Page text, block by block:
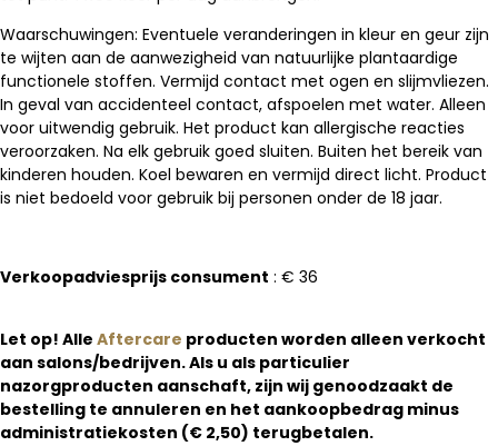
Waarschuwingen: Eventuele veranderingen in kleur en geur zijn
te wijten aan de aanwezigheid van natuurlijke plantaardige
functionele stoffen. Vermijd contact met ogen en slijmvliezen.
In geval van accidenteel contact, afspoelen met water. Alleen
voor uitwendig gebruik. Het product kan allergische reacties
veroorzaken. Na elk gebruik goed sluiten. Buiten het bereik van
kinderen houden. Koel bewaren en vermijd direct licht. Product
is niet bedoeld voor gebruik bij personen onder de 18 jaar.
Verkoopadviesprijs consument : € 36
Let op! Alle Aftercare producten worden alleen verkocht
aan salons/bedrijven.Als u als particulier
nazorgproducten aanschaft, zijn wij genoodzaakt de
bestelling te annuleren en het aankoopbedrag minus
administratiekosten (€ 2,50) terugbetalen.